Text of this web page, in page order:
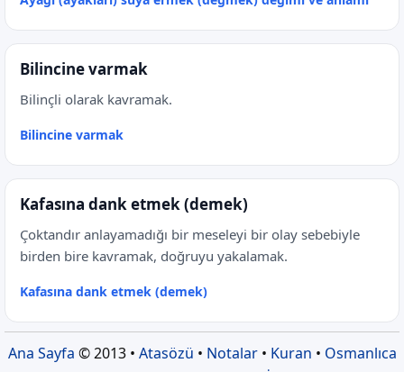
Bilincine varmak
Bilinçli olarak kavramak.
Bilincine varmak
Kafasına dank etmek (demek)
Çoktandır anlayamadığı bir meseleyi bir olay sebebiyle
birden bire kavramak, doğruyu yakalamak.
Kafasına dank etmek (demek)
Ana Sayfa © 2013 • Atasözü • Notalar• Kuran • Osmanlıca